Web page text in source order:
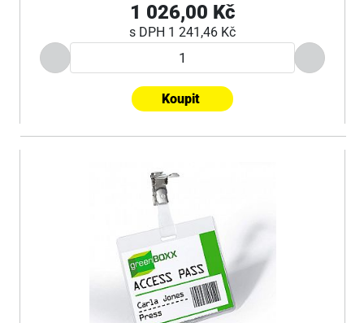
1 026,00 Kč
s DPH 1 241,46 Kč
Koupit